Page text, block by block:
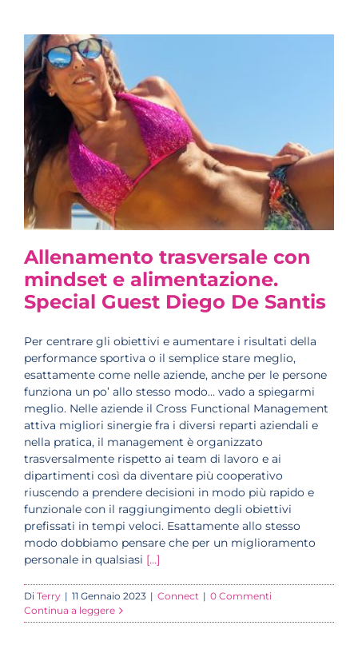
Allenamento trasversale con
mindset e alimentazione.
Special Guest Diego De Santis
Per centrare gli obiettivi e aumentare i risultati della
performance sportiva o il semplice stare meglio,
esattamente come nelle aziende, anche per le persone
funziona un po’ allo stesso modo… vado a spiegarmi
meglio. Nelle aziende il Cross Functional Management
attiva migliori sinergie fra i diversi reparti aziendali e
nella pratica, il management è organizzato
trasversalmente rispetto ai team di lavoro e ai
dipartimenti così da diventare più cooperativo
riuscendo a prendere decisioni in modo più rapido e
funzionale con il raggiungimento degli obiettivi
prefissati in tempi veloci. Esattamente allo stesso
modo dobbiamo pensare che per un miglioramento
personale in qualsiasi [...]
Di Terry | 11 Gennaio 2023 | Connect | 0 Commenti
Continua a leggere